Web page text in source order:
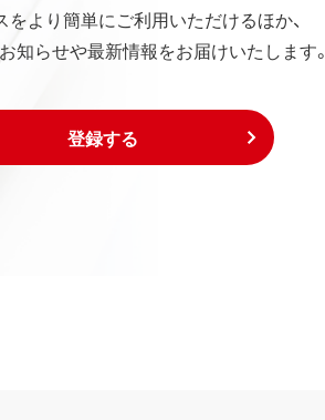
をより簡単にご利用いただけるほか、
知らせや最新情報をお届けいたします。
登録する